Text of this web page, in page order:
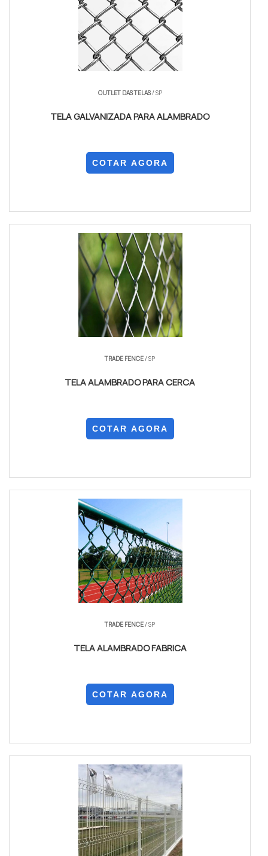
OUTLET DAS TELAS/ SP
TELA GALVANIZADA PARA ALAMBRADO
COTAR AGORA
TRADE FENCE/ SP
TELA ALAMBRADO PARA CERCA
COTAR AGORA
TRADE FENCE/ SP
TELA ALAMBRADO FABRICA
COTAR AGORA